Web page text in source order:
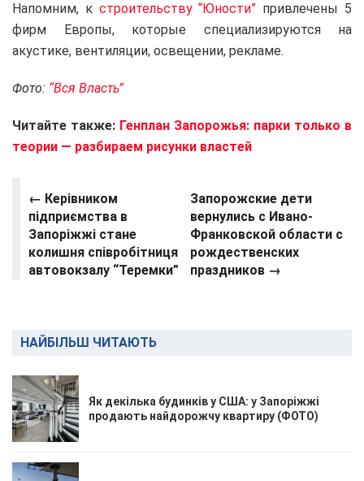
Напомним, к строительству “Юности” привлечены 5
фирм Европы, которые специализируются на
акустике, вентиляции, освещении, рекламе.
Фото: “Вся Власть”
Читайте также: Генплан Запорожья: парки только в
теории — разбираем рисунки властей
← Керівником
підприємства в
Запоріжжі стане
колишня співробітниця
автовокзалу “Теремки”
Запорожские дети
вернулись с Ивано-
Франковской области с
рождественских
праздников →
НАЙБІЛЬШ ЧИТАЮТЬ
Як декілька будинків у США: у Запоріжжі
продають найдорожчу квартиру (ФОТО)